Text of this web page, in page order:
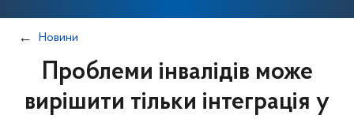
Новини
Проблеми інвалідів може
вирішити тільки інтеграція у